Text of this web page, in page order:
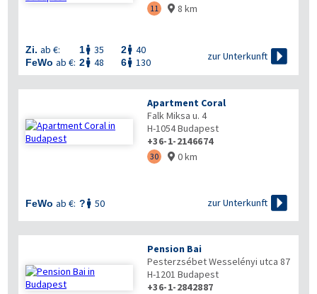
11  8 km
Zi. ab €: 1 35 2 40
FeWo ab €: 2 48 6 130
zur Unterkunft 
Apartment Coral
Falk Miksa u. 4
H-1054Budapest
+36-1-2146674
30  0 km
FeWo ab €: ?  50 zur Unterkunft 
Pension Bai
Pesterzsébet Wesselényi utca 87
H-1201 Budapest
+36-1-2842887